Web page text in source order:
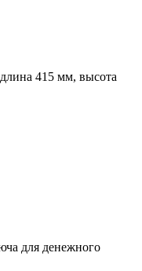
415 мм, высота
для денежного